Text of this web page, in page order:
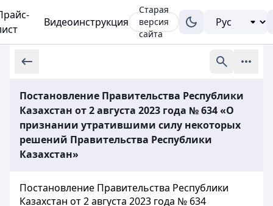
Видеоинструкция
Старая
версия
сайта
Постановление Правительства Республики
Казахстан от 2 августа 2023 года № 634 «О
признании утратившими силу некоторых
решений Правительства Республики
Казахстан»
Постановление Правительства Республики
Казахстан от 2 августа 2023 года № 634